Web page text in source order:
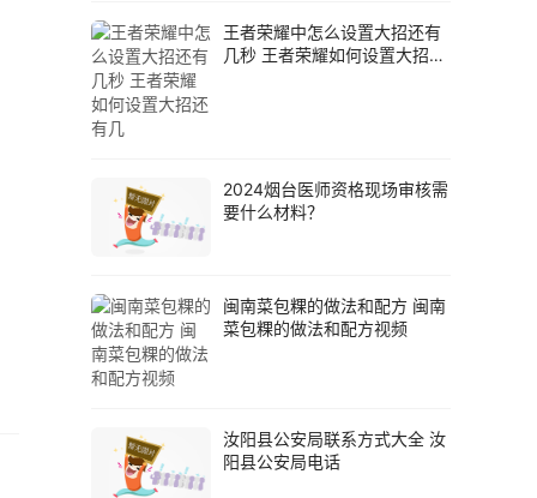
王者荣耀中怎么设置大招还有
几秒 王者荣耀如何设置大招还
2024烟台医师资格现场审核需
要什么材料？
闽南菜包粿的做法和配方 闽南
菜包粿的做法和配方视频
汝阳县公安局联系方式大全 汝
阳县公安局电话